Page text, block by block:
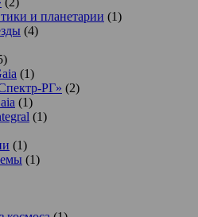
и планетарии (1)
(4)
(1)
РГ» (2)
(1)
(1)
(1)
(1)